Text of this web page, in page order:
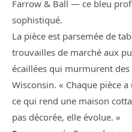
Farrow & Ball — ce bleu
sophistiqué.
La pièce est parsemée de
trouvailles de marché aux
écaillées qui murmurent
Wisconsin. « Chaque pièce
ce qui rend une maison
pas décorée, elle évolue. »